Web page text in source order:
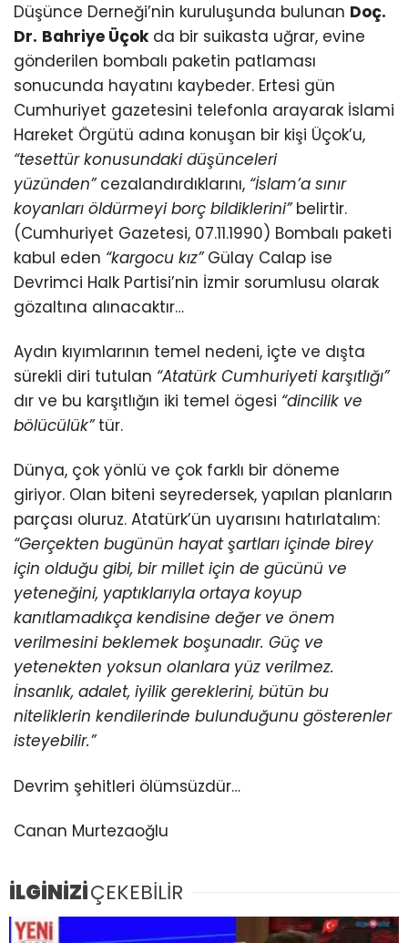
Düşünce Derneği’nin kuruluşunda bulunan Doç.
Dr. Bahriye Üçokda bir suikasta uğrar, evine
gönderilen bombalı paketin patlaması
sonucunda hayatını kaybeder. Ertesi gün
Cumhuriyet gazetesini telefonla arayarak İslami
Hareket Örgütü adına konuşan bir kişi Üçok’u,
“tesettür konusundaki düşünceleri
yüzünden”cezalandırdıklarını, “İslam’a sınır
koyanları öldürmeyi borç bildiklerini”belirtir.
(Cumhuriyet Gazetesi, 07.11.1990) Bombalı paketi
kabul eden “kargocu kız”Gülay Calap ise
Devrimci Halk Partisi’nin İzmir sorumlusu olarak
gözaltına alınacaktır…
Aydın kıyımlarının temel nedeni, içte ve dışta
sürekli diri tutulan “Atatürk Cumhuriyeti karşıtlığı”
dır ve bu karşıtlığın iki temel ögesi “dincilik ve
bölücülük”tür.
Dünya, çok yönlü ve çok farklı bir döneme
giriyor. Olan biteni seyredersek, yapılan planların
parçası oluruz. Atatürk’ün uyarısını hatırlatalım:
“Gerçekten bugünün hayat şartları içinde birey
için olduğu gibi, bir millet için de gücünü ve
yeteneğini, yaptıklarıyla ortaya koyup
kanıtlamadıkça kendisine değer ve önem
verilmesini beklemek boşunadır. Güç ve
yetenekten yoksun olanlara yüz verilmez.
İnsanlık, adalet, iyilik gereklerini, bütün bu
niteliklerin kendilerinde bulunduğunu gösterenler
isteyebilir.”
Devrim şehitleri ölümsüzdür…
Canan Murtezaoğlu
İLGİNİZİÇEKEBİLİR